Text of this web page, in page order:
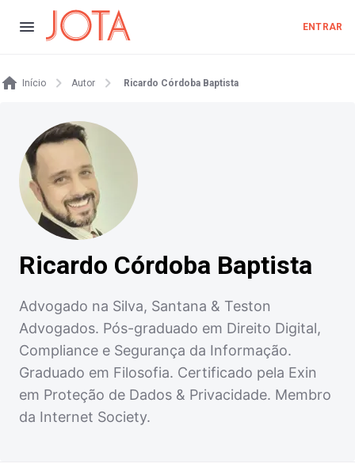
ENTRAR
Início Autor Ricardo Córdoba Baptista
Ricardo Córdoba Baptista
Advogado na Silva, Santana & Teston
Advogados. Pós-graduado em Direito Digital,
Compliance e Segurança da Informação.
Graduado em Filosofia. Certificado pela Exin
em Proteção de Dados & Privacidade. Membro
da Internet Society.